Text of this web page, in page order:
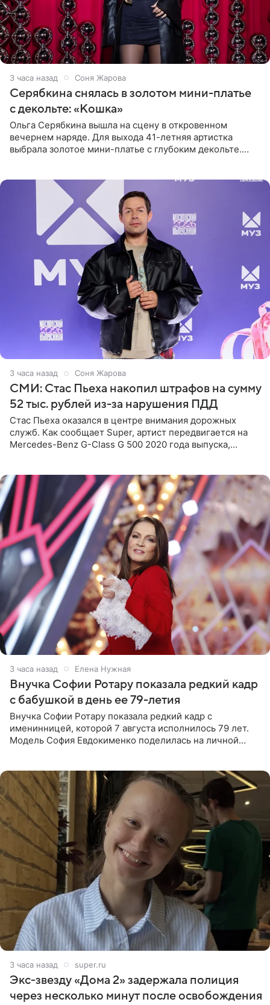
3 часа назад Соня Жарова
Серябкина снялась в золотом мини-платье
с декольте: «Кошка»
Ольга Серябкина вышла на сцену в откровенном
вечернем наряде. Для выхода 41-летняя артистка
выбрала золотое мини-платье с глубоким декольте.
3 часа назад Соня Жарова
СМИ: Стас Пьеха накопил штрафов на сумму
52 тыс. рублей из-за нарушения ПДД
Стас Пьеха оказался в центре внимания дорожных
служб. Как сообщает Super, артист передвигается на
Mercedes-Benz G-Class G 500 2020 года выпуска,
3 часа назад Елена Нужная
Внучка Софии Ротару показала редкий кадр
с бабушкой в день ее 79-летия
Внучка Софии Ротару показала редкий кадр с
именинницей, которой 7 августа исполнилось 79 лет.
Модель София Евдокименко поделилась на личной
3 часа назад super.ru
Экс‑звезду «Дома 2» задержала полиция
через несколько минут после освобождения